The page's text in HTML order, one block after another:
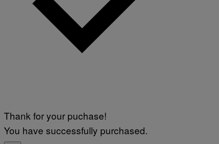
Thank for your puchase!
You have successfully purchased.